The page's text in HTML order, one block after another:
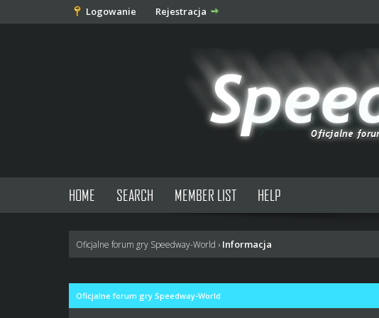
Logowanie Rejestracja
HOME SEARCH MEMBER LIST HELP
Oficjalne forum gry Speedway-World › Informacja
Oficjalne forum gry Speedway-World